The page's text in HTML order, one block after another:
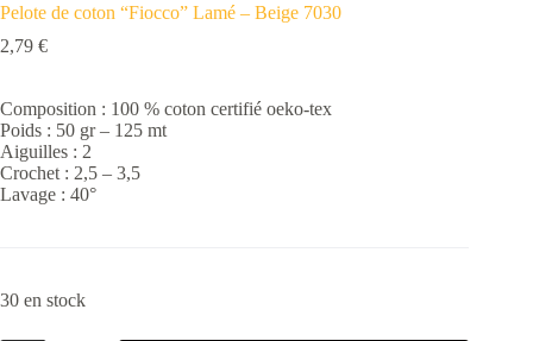
Pelote de coton “Fiocco” Lamé – Beige 7030
2,79 €
Composition : 100 % coton certifié oeko-tex
Poids : 50 gr – 125 mt
Aiguilles : 2
Crochet : 2,5 – 3,5
Lavage : 40°
30 en stock